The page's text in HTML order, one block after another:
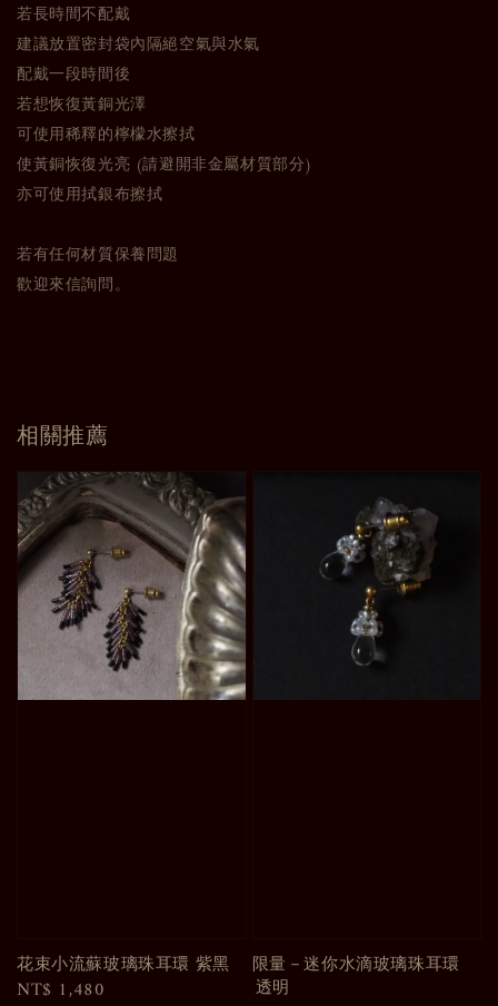
若長時間不配戴
建議放置密封袋內隔絕空氣與水氣
配戴一段時間後
若想恢復黃銅光澤
可使用稀釋的檸檬水擦拭
使黃銅恢復光亮 (請避開非金屬材質部分)
亦可使用拭銀布擦拭
若有任何材質保養問題
歡迎來信詢問。
相關推薦
花束小流蘇玻璃珠耳環 紫黑
Regular
NT$ 1,480
限量－迷你水滴玻璃珠耳環 ㅤㅤㅤㅤ
ㅤㅤㅤㅤㅤ透明